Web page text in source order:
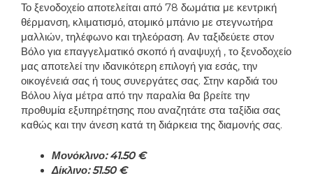
Το ξενοδοχείο αποτελείται από 78 δωμάτια με κεντρική
θέρμανση, κλιματισμό, ατομικό μπάνιο με στεγνωτήρα
μαλλιών, τηλέφωνο και τηλεόραση. Αν ταξιδεύετε στον
Βόλο για επαγγελματικό σκοπό ή αναψυχή , το ξενοδοχείο
μας αποτελεί την ιδανικότερη επιλογή για εσάς, την
οικογένειά σας ή τους συνεργάτες σας. Στην καρδιά του
Βόλου λίγα μέτρα από την παραλία θα βρείτε την
προθυμία εξυπηρέτησης που αναζητάτε στα ταξίδια σας
καθώς και την άνεση κατά τη διάρκεια της διαμονής σας.
Μονόκλινο: 41.50 €
Δίκλινο: 51.50 €